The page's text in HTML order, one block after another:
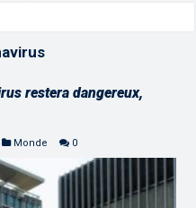
accompagner les projets des
restera dangereux,
Monde 0